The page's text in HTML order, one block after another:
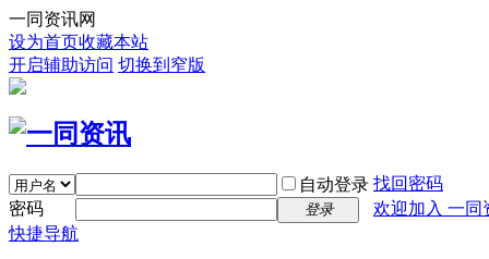
一同资讯网
设为首页收藏本站
开启辅助访问 切换到窄版
自动登录 找回密码
密码
登录
欢迎加入 一同
快捷导航